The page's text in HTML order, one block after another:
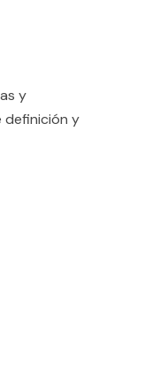
y
definición y